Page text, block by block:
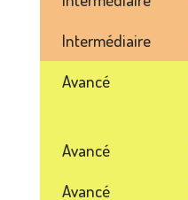
Intermédiaire
Avancé
Avancé
Avancé